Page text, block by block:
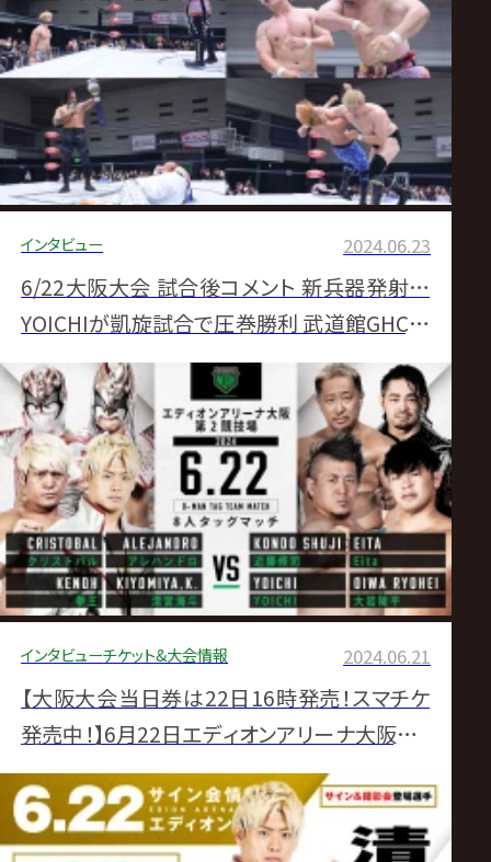
インタビュー 2024.06.23
6/22大阪大会 試合後コメント 新兵器発射…
YOICHIが凱旋試合で圧巻勝利 武道館GHC戦
へ「一撃で射抜く」
インタビューチケット&大会情報 2024.06.21
【大阪大会当日券は22日16時発売！スマチケ
発売中！】6月22日エディオンアリーナ大阪第2
競技場大会チケット直前情報